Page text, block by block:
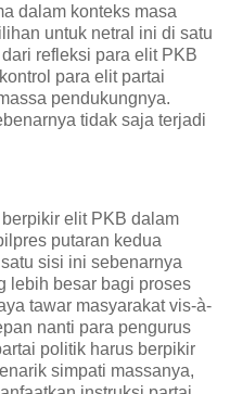
dalam konteks masa
untuk netral ini di satu
refleksi para elit PKB
para elit partai
pendukungnya.
tidak saja terjadi
elit PKB dalam
putaran kedua
sisi ini sebenarnya
lebih besar bagi proses
tawar masyarakat vis-à-
nanti para pengurus
politik harus berpikir
simpati massanya,